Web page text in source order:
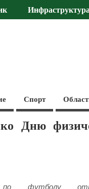
Спорт
Дню
по футболу